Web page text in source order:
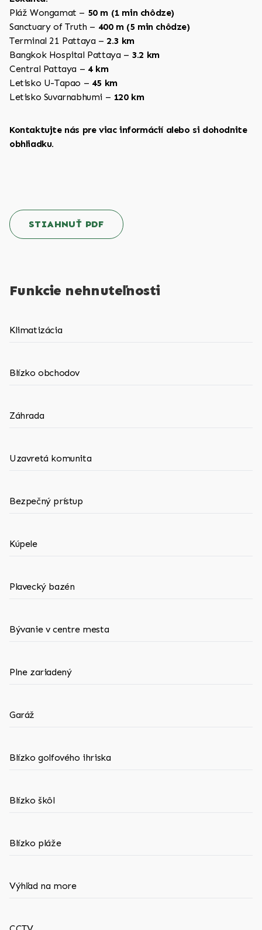
Pláž Wongamat – 50 m (1 min chôdze)
Sanctuary of Truth – 400 m (5 min chôdze)
Terminal 21 Pattaya – 2.3 km
Bangkok Hospital Pattaya – 3.2 km
Central Pattaya – 4 km
Letisko U-Tapao – 45 km
Letisko Suvarnabhumi – 120 km
Kontaktujte nás pre viac informácií alebo si dohodnite
obhliadku.
STIAHNUŤ PDF
Funkcie nehnuteľnosti
Klimatizácia
Blízko obchodov
Záhrada
Uzavretá komunita
Bezpečný prístup
Kúpele
Plavecký bazén
Bývanie v centre mesta
Plne zariadený
Garáž
Blízko golfového ihriska
Blízko škôl
Blízko pláže
Výhľad na more